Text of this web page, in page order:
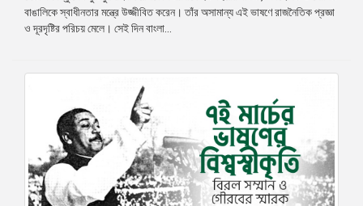
প্রেস
সহিংসতা
সংগঠন
বাঙালিকে স্বাধীনতার মন্ত্রে উজ্জীবিত করেন। তাঁর অসামান্য এই ভাষণে রাজনৈতিক প্রজ্ঞা
ও দূরদৃষ্টির পরিচয় মেলে। সেই দিন বাংলা...